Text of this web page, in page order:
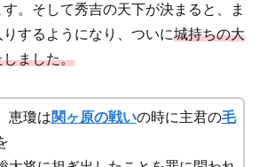
す。そして秀吉の天下が決まると、ま
するようになり、ついに城持ちの大
ました。
恵瓊は関ヶ原の戦いの時に主君の毛